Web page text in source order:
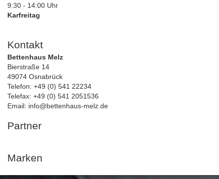
9:30 - 14:00 Uhr
Karfreitag
Kontakt
Bettenhaus Melz
Bierstraße 14
49074 Osnabrück
Telefon: +49 (0) 541 22234
Telefax: +49 (0) 541 2051536
Email: info@bettenhaus-melz.de
Partner
Marken